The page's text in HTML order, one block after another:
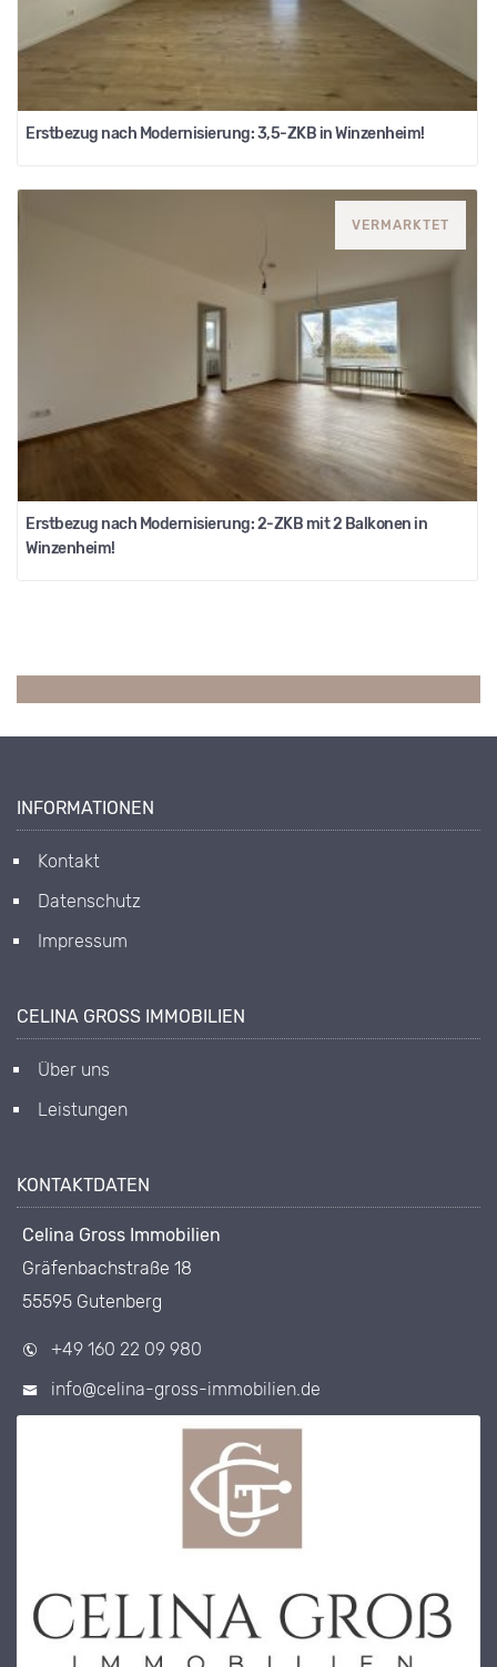
Erstbezug nach Modernisierung: 3,5-ZKB in Winzenheim!
VERMARKTET
Erstbezug nach Modernisierung: 2-ZKB mit 2 Balkonen in
Winzenheim!
INFORMATIONEN
Kontakt
Datenschutz
Impressum
CELINA GROSS IMMOBILIEN
Über uns
Leistungen
KONTAKTDATEN
Celina Gross Immobilien
Gräfenbachstraße 18
55595 Gutenberg
+49 160 22 09 980
info@celina-gross-immobilien.de